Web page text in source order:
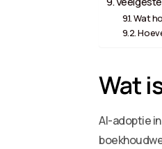
Wat
Wat
AI-adoptie